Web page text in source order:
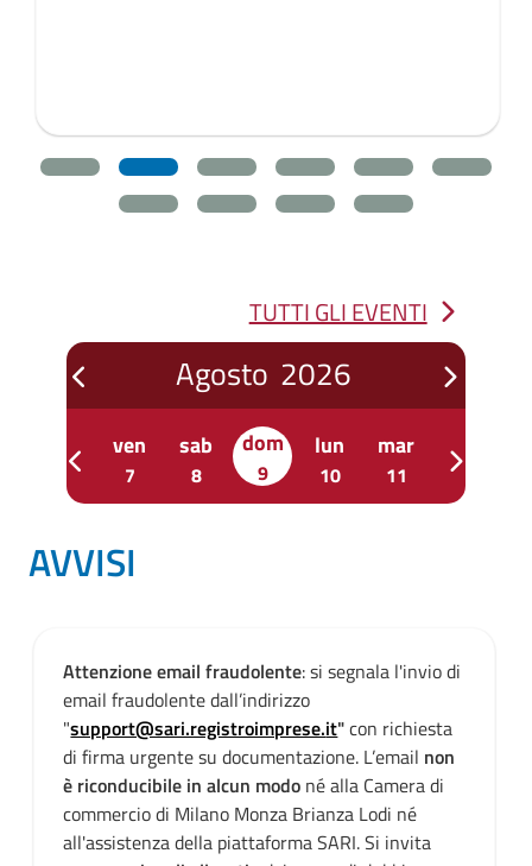
TUTTI GLI EVENTI
Agosto 2026 next
gio ven
7
sab
8
dom
9
lun
10
mar
11
mer
12
prev next
AVVISI
Attenzione email fraudolente: si segnala l'invio di
email fraudolente dall’indirizzo
"support@sari.registroimprese.it"con richiesta
di firma urgente su documentazione. L’email non
è riconducibile in alcun modo né alla Camera di
commercio di Milano Monza Brianza Lodi né
all'assistenza della piattaforma SARI. Si invita